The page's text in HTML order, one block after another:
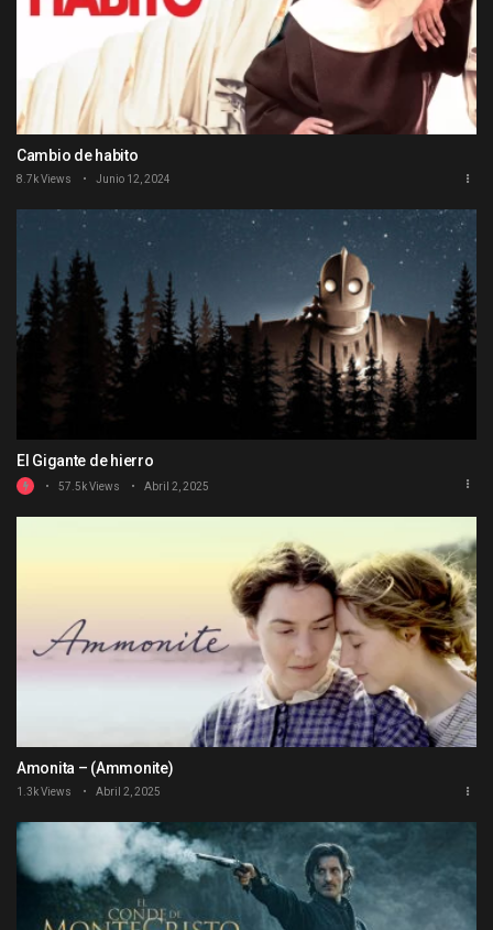
Cambio de habito
8.7k Views Junio 12, 2024
El Gigante de hierro
57.5k Views Abril 2, 2025
Amonita – (Ammonite)
1.3k Views Abril 2, 2025